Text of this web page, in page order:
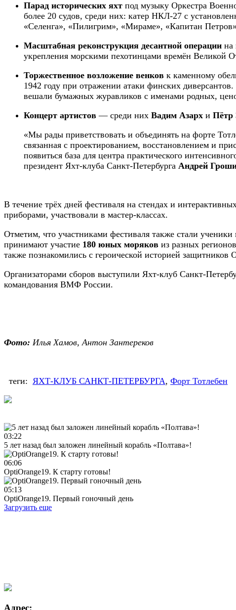
Парад исторических яхт под музыку Оркестра
более 20 судов, среди них: катер НКЛ-27 с
«Селенга», «Пилигрим», «Мираме», «Капитан
Масштабная реконструкция десантной операции на
укрепления морскими пехотинцами времён Великой
Торжественное возложение венков к каменному
1942 году при отражении атаки финских
вешали бумажных журавликов с именами родных,
Концерт артистов — среди них Вадим Азарх и Пётр
«Мы рады приветствовать и объединять на форте
связанная с проектированием, восстановлением и
появиться база для центра практического
президент Яхт-клуба Санкт-Петербурга Андрей
В течение трёх дней фестиваля на стендах и
приборами, участвовали в мастер-классах.
Отметим, что участниками фестиваля также стали
принимают участие 180 юных моряков из разных
также познакомились с героической историей защитников
Организаторами сборов выступили Яхт-клуб Санкт-
командования ВМФ России.
Фото: Илья Хамов, Антон Зантереков
теги: ЯХТ-КЛУБ САНКТ-ПЕТЕРБУРГА, Форт Тотлебен
03:22
5 лет назад был заложен линейный корабль «Полтава»!
06:06
OptiOrange19. К старту готовы!
05:13
OptiOrange19. Первый гоночный день
Загрузить еще
Адрес: